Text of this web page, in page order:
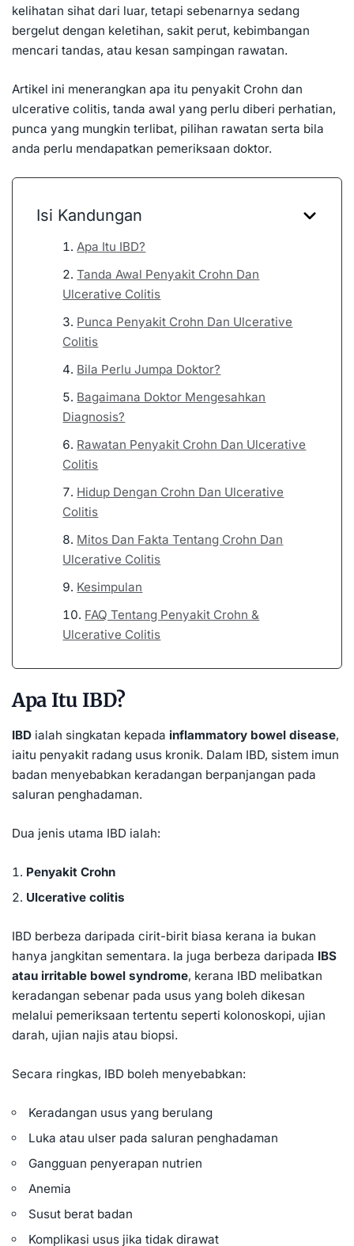
kelihatan sihat dari luar, tetapi sebenarnya sedang
bergelut dengan keletihan, sakit perut, kebimbangan
mencari tandas, atau kesan sampingan rawatan.
Artikel ini menerangkan apa itu penyakit Crohn dan
ulcerative colitis, tanda awal yang perlu diberi perhatian,
punca yang mungkin terlibat, pilihan rawatan serta bila
anda perlu mendapatkan pemeriksaan doktor.
Isi Kandungan
Apa Itu IBD?
Tanda Awal Penyakit Crohn Dan
Ulcerative Colitis
Punca Penyakit Crohn Dan Ulcerative
Colitis
Bila Perlu Jumpa Doktor?
Bagaimana Doktor Mengesahkan
Diagnosis?
Rawatan Penyakit Crohn Dan Ulcerative
Colitis
Hidup Dengan Crohn Dan Ulcerative
Colitis
Mitos Dan Fakta Tentang Crohn Dan
Ulcerative Colitis
Kesimpulan
FAQ Tentang Penyakit Crohn &
Ulcerative Colitis
Apa Itu IBD?
IBD ialah singkatan kepada inflammatory bowel disease,
iaitu penyakit radang usus kronik. Dalam IBD, sistem imun
badan menyebabkan keradangan berpanjangan pada
saluran penghadaman.
Dua jenis utama IBD ialah:
Penyakit Crohn
Ulcerative colitis
IBD berbeza daripada cirit-birit biasa kerana ia bukan
hanya jangkitan sementara. Ia juga berbeza daripada IBS
atau irritable bowel syndrome, kerana IBD melibatkan
keradangan sebenar pada usus yang boleh dikesan
melalui pemeriksaan tertentu seperti kolonoskopi, ujian
darah, ujian najis atau biopsi.
Secara ringkas, IBD boleh menyebabkan:
Keradangan usus yang berulang
Luka atau ulser pada saluran penghadaman
Gangguan penyerapan nutrien
Anemia
Susut berat badan
Komplikasi usus jika tidak dirawat